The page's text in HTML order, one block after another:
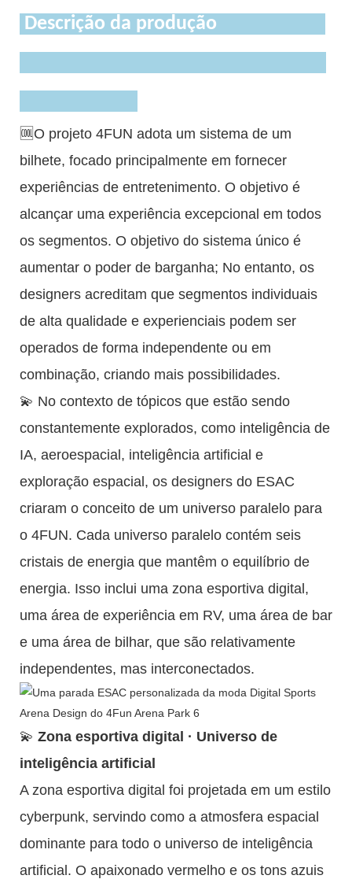
Descrição da produção
🆒O projeto 4FUN adota um sistema de um
bilhete, focado principalmente em fornecer
experiências de entretenimento. O objetivo é
alcançar uma experiência excepcional em todos
os segmentos. O objetivo do sistema único é
aumentar o poder de barganha; No entanto, os
designers acreditam que segmentos individuais
de alta qualidade e experienciais podem ser
operados de forma independente ou em
combinação, criando mais possibilidades.
💫 No contexto de tópicos que estão sendo
constantemente explorados, como inteligência de
IA, aeroespacial, inteligência artificial e
exploração espacial, os designers do ESAC
criaram o conceito de um universo paralelo para
o 4FUN. Cada universo paralelo contém seis
cristais de energia que mantêm o equilíbrio de
energia. Isso inclui uma zona esportiva digital,
uma área de experiência em RV, uma área de bar
e uma área de bilhar, que são relativamente
independentes, mas interconectados.
💫 Zona esportiva digital · Universo de
inteligência artificial
A zona esportiva digital foi projetada em um estilo
cyberpunk, servindo como a atmosfera espacial
dominante para todo o universo de inteligência
artificial. O apaixonado vermelho e os tons azuis